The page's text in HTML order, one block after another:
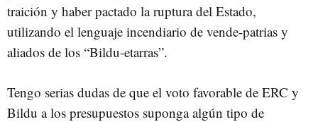
traición y haber pactado la ruptura del Estado,
utilizando el lenguaje incendiario de vende-patrias y
aliados de los “Bildu-etarras”.
Tengo serias dudas de que el voto favorable de ERC y
Bildu a los presupuestos suponga algún tipo de